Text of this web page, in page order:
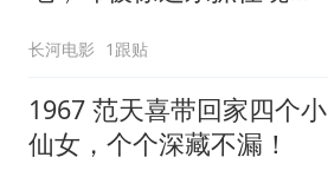
长河电影 1跟贴
1967 范天喜带回家四个小
仙女，个个深藏不漏！